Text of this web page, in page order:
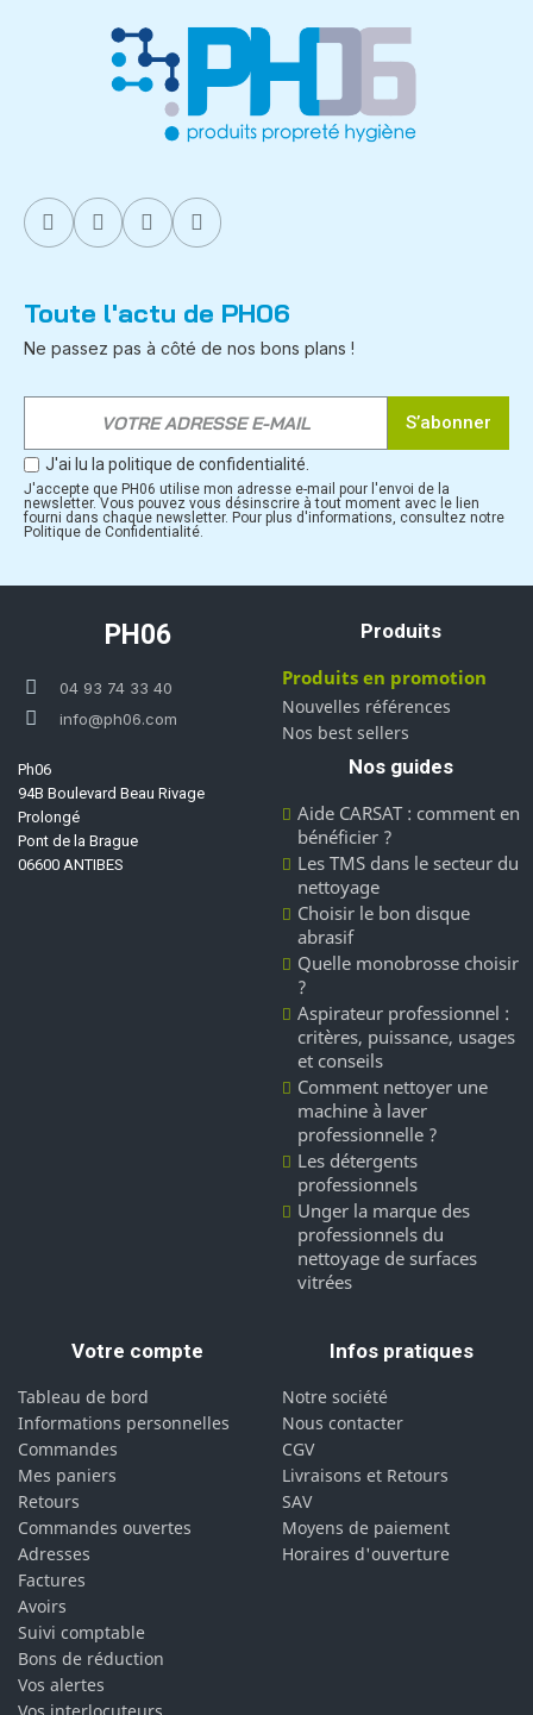
Toute l'actu de PH06
Ne passez pas à côté de nos bons plans !
S’abonner
J'ai lu la politique de confidentialité.
J'accepte que PH06 utilise mon adresse e-mail pour l'envoi de la
newsletter. Vous pouvez vous désinscrire à tout moment avec le lien
fourni dans chaque newsletter. Pour plus d'informations, consultez notre
Politique de Confidentialité.
PH06
04 93 74 33 40
info@ph06.com
Ph06
94B Boulevard Beau Rivage
Prolongé
Pont de la Brague
06600 ANTIBES
Produits
Produits en promotion
Nouvelles références
Nos best sellers
Nos guides
Aide CARSAT : comment en
bénéficier ?
Les TMS dans le secteur du
nettoyage
Choisir le bon disque
abrasif
Quelle monobrosse choisir
?
Aspirateur professionnel :
critères, puissance, usages
et conseils
Comment nettoyer une
machine à laver
professionnelle ?
Les détergents
professionnels
Unger la marque des
professionnels du
nettoyage de surfaces
vitrées
Votre compte
Tableau de bord
Informations personnelles
Commandes
Mes paniers
Retours
Commandes ouvertes
Adresses
Factures
Avoirs
Suivi comptable
Bons de réduction
Vos alertes
Infos pratiques
Notre société
Nous contacter
CGV
Livraisons et Retours
SAV
Moyens de paiement
Horaires d'ouverture